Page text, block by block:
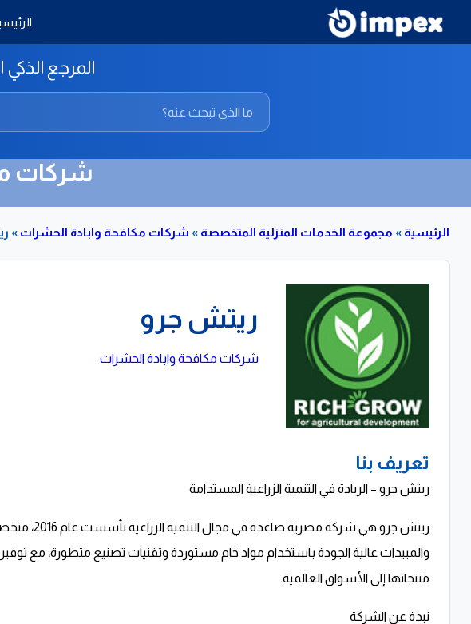
المرجع
شركات
الرئيسية » مجموعة الخدمات المنزلية المتخصصة » شركات مكافحة وابادة الحشرات »
ريتش جرو
شركات مكافحة وابادة الحشرات
تعريف بنا
ريتش جرو – الريادة في التنمية الزراعية المستدامة
ريتش جرو هي
والمبيدات عالية الجودة باستخدام مواد خام مستوردة وتقنيات تصنيع متطورة، مع
منتجاتها إلى الأسواق العالمية.
نبذة عن الشركة